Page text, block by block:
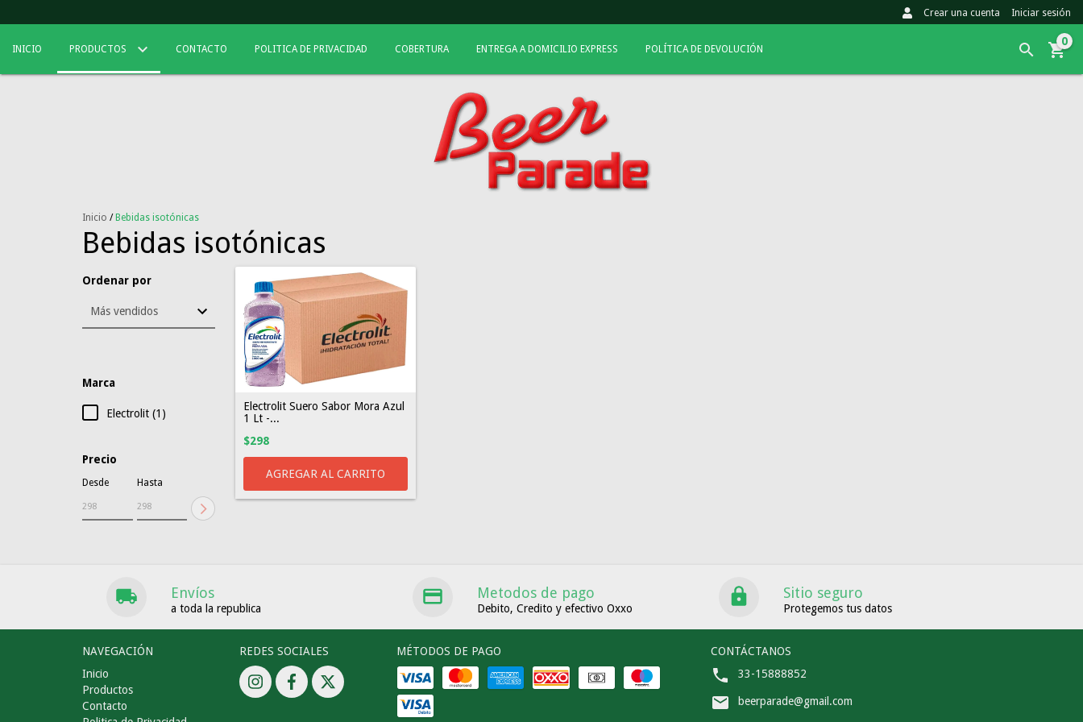
Crear una cuenta Iniciar sesión
INICIO PRODUCTOS CONTACTO POLITICA DE PRIVACIDAD COBERTURA ENTREGA A DOMICILIO EXPRESS POLÍTICA DE DEVOLUCIÓN
0
Inicio / Bebidas isotónicas
Bebidas isotónicas
Ordenar por
Marca
Electrolit (1)
Precio
Desde Hasta
Electrolit Suero Sabor Mora Azul
1 Lt -...
$298
Envíos
a toda la republica
Metodos de pago
Debito, Credito y efectivo Oxxo
Sitio seguro
Protegemos tus datos
NAVEGACIÓN
Inicio
Productos
Contacto
REDES SOCIALES MÉTODOS DE PAGO
CONTÁCTANOS
33-15888852
beerparade@gmail.com